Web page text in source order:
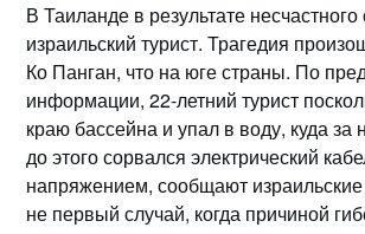
В Таиланде в результате несчастного
израильский турист. Трагедия
Ко Панган, что на юге страны. По
информации, 22-летний турист
краю бассейна и упал в воду, куда за
до этого сорвался электрический
напряжением, сообщают
не первый случай, когда причиной